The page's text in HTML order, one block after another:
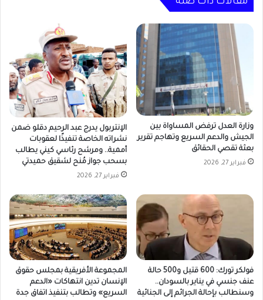
وزارة العدل ترفض المساواة بين
الجيش والدعم السريع وتهاجم تقرير
بعثة تقصي الحقائق
فبراير 27, 2026
الإنتربول يدرج عبد الرحيم دقلو ضمن
نشراته الخاصة تنفيذًا لعقوبات
أممية.. ومرشح رئاسي كيني يطالب
بسحب جواز مُنح لشقيق حميدتي
فبراير 27, 2026
فولكر تورك: 600 قتيل و500 حالة
عنف جنسي في يناير بالسودان..
وسنطالب بإحالة الجرائم إلى الجنائية
المجموعة الأفريقية بمجلس حقوق
الإنسان تدين انتهاكات «الدعم
السريع» وتطالب بتنفيذ اتفاق جدة